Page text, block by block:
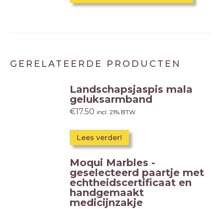
GERELATEERDE PRODUCTEN
Landschapsjaspis mala
geluksarmband
€17.50 incl. 21% BTW
Lees verder!
Moqui Marbles -
geselecteerd paartje met
echtheidscertificaat en
handgemaakt
medicijnzakje